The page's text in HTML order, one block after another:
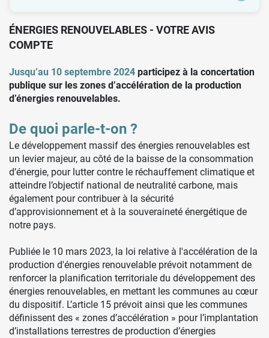
ÉNERGIES RENOUVELABLES - VOTRE AVIS
COMPTE
Jusqu’au 10 septembre 2024 participez à la concertation
publique sur les zones d’accélération de la production
d’énergies renouvelables.
De quoi parle-t-on ?
Le développement massif des énergies renouvelables est
un levier majeur, au côté de la baisse de la consommation
d’énergie, pour lutter contre le réchauffement climatique et
atteindre l’objectif national de neutralité carbone, mais
également pour contribuer à la sécurité
d’approvisionnement et à la souveraineté énergétique de
notre pays.
Publiée le 10 mars 2023, la loi relative à l'accélération de la
production d'énergies renouvelable prévoit notamment de
renforcer la planification territoriale du développement des
énergies renouvelables, en mettant les communes au cœur
du dispositif. L’article 15 prévoit ainsi que les communes
définissent des « zones d’accélération » pour l’implantation
d’installations terrestres de production d’énergies